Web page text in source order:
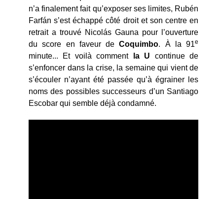
n’a finalement fait qu’exposer ses limites, Rubén
Farfán s’est échappé côté droit et son centre en
retrait a trouvé Nicolás Gauna pour l’ouverture
du score en faveur deCoquimbo. À la 91e
minute... Et voilà comment la U continue de
s’enfoncer dans la crise, la semaine qui vient de
s’écouler n’ayant été passée qu’à égrainer les
noms des possibles successeurs d’un Santiago
Escobar qui semble déjà condamné.